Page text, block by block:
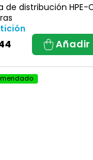
de distribución HPE-